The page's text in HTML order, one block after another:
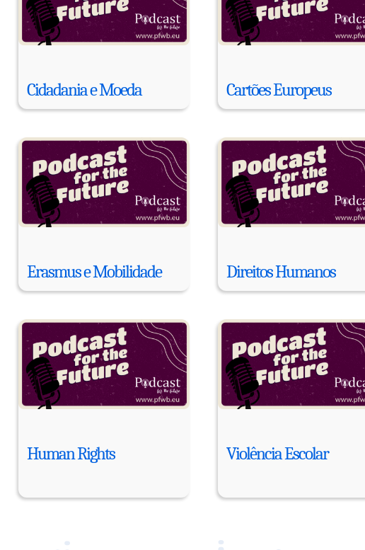
Cidadania e Moeda Cartões Europeus
Erasmus e Mobilidade Direitos Humanos
Human Rights Violência Escolar